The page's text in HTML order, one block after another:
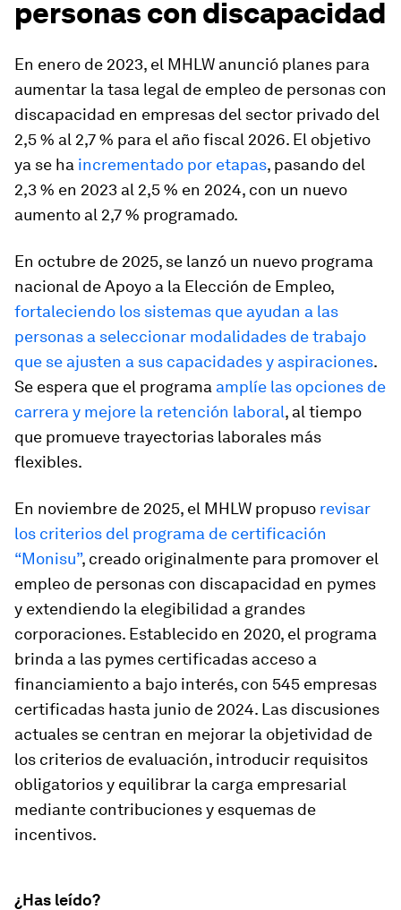
personas con discapacidad
En enero de 2023, el MHLW anunció planes para
aumentar la tasa legal de empleo de personas con
discapacidad en empresas del sector privado del
2,5 % al 2,7 % para el año fiscal 2026. El objetivo
ya se ha incrementado por etapas, pasando del
2,3 % en 2023 al 2,5 % en 2024, con un nuevo
aumento al 2,7 % programado.
En octubre de 2025, se lanzó un nuevo programa
nacional de Apoyo a la Elección de Empleo,
fortaleciendo los sistemas que ayudan a las
personas a seleccionar modalidades de trabajo
que se ajusten a sus capacidades y aspiraciones.
Se espera que el programa amplíe las opciones de
carrera y mejore la retención laboral, al tiempo
que promueve trayectorias laborales más
flexibles.
En noviembre de 2025, el MHLW propuso revisar
los criterios del programa de certificación
“Monisu”, creado originalmente para promover el
empleo de personas con discapacidad en pymes
y extendiendo la elegibilidad a grandes
corporaciones. Establecido en 2020, el programa
brinda a las pymes certificadas acceso a
financiamiento a bajo interés, con 545 empresas
certificadas hasta junio de 2024. Las discusiones
actuales se centran en mejorar la objetividad de
los criterios de evaluación, introducir requisitos
obligatorios y equilibrar la carga empresarial
mediante contribuciones y esquemas de
incentivos.
¿Has leído?